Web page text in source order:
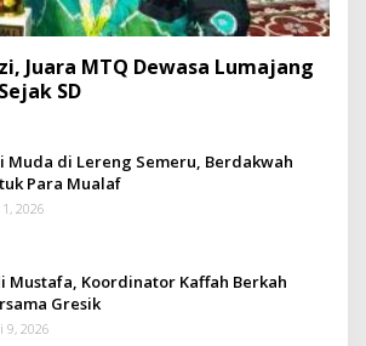
Juara MTQ Dewasa Lumajang
SD
Muda di Lereng Semeru, Berdakwah
Para Mualaf
2026
Mustafa, Koordinator Kaffah Berkah
Gresik
9, 2026